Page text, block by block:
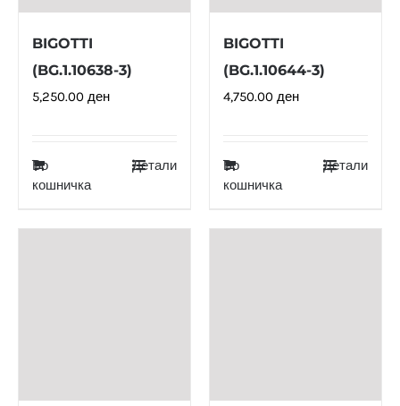
BIGOTTI
(BG.1.10638-3)
5,250.00 ден
Во
кошничка
Детали
BIGOTTI
(BG.1.10644-3)
4,750.00 ден
Во
кошничка
Детали